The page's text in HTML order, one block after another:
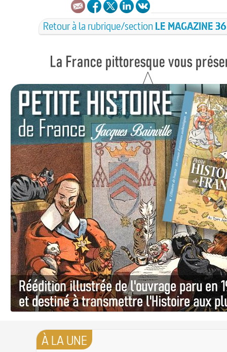
Retour à la rubrique/section LE MAGAZINE
À LA UNE